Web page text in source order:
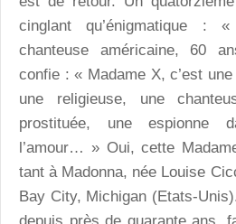
cinglant qu’énigmatique
chanteuse américaine, 60
confie : « Madame X, c’est
une religieuse, une
prostituée, une espionne
l’amour… » Oui, cette
tant à Madonna, née Louise
Bay City, Michigan (Etats-